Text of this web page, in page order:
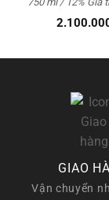
GIAO
Vận chuyển